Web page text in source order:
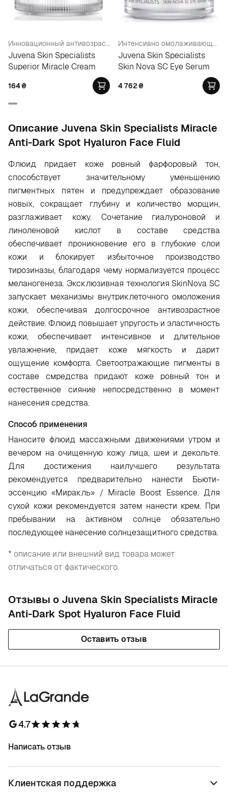
Инновационный антивозрастной крем
Juvena Skin Specialists
Superior Miracle Cream
164₴
Интенсивно омолаживающая сыворотка для области вокруг глаз
Juvena Skin Specialists
Skin Nova SC Eye Serum
4 762₴
Oписание Juvena Skin Specialists Miracle
Anti-Dark Spot Hyaluron Face Fluid
Флюид придает коже ровный фарфоровый тон,
способствует значительному уменьшению
пигментных пятен и предупреждает образование
новых, сокращает глубину и количество морщин,
разглаживает кожу. Сочетание гиалуроновой и
линоленовой кислот в составе средства
обеспечивает проникновение его в глубокие слои
кожи и блокирует избыточное производство
тирозиназы, благодаря чему нормализуется процесс
меланогенеза. Эксклюзивная технология SkinNova SC
запускает механизмы внутриклеточного омоложения
кожи, обеспечивая долгосрочное антивозрастное
действие. Флюид повышает упругость и эластичность
кожи, обеспечивает интенсивное и длительное
увлажнение, придает коже мягкость и дарит
ощущение комфорта. Светоотражающие пигменты в
составе смредства придают коже ровный тон и
естественное сияние непосредственно в момент
нанесения средства.
Способ применения
Наносите флюид массажными движениями утром и
вечером на очищенную кожу лица, шеи и декольте.
Для достижения наилучшего результата
рекомендуется предварительно нанести Бьюти-
эссенцию «Миракль» / Miracle Boost Essence. Для
сухой кожи рекомендуется затем нанести крем. При
пребывании на активном солнце обязательно
последующее нанесение солнцезащитного средства.
* описание или внешний вид товара может
отличаться от фактического.
Отзывы о Juvena Skin Specialists Miracle
Anti-Dark Spot Hyaluron Face Fluid
Оставить отзыв
4.7
Написать отзыв
Клиентская поддержка